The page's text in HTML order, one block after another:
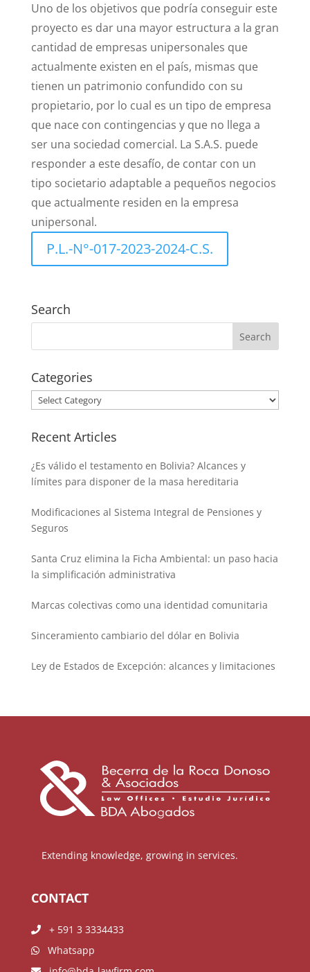
Uno de los objetivos que podría conseguir este
proyecto es dar una mayor estructura a la gran
cantidad de empresas unipersonales que
actualmente existen en el país, mismas que
tienen un patrimonio confundido con su
propietario, por lo cual es un tipo de empresa
que nace con contingencias y que no llega a
ser una sociedad comercial. La S.A.S. puede
responder a este desafío, de contar con un
tipo societario adaptable a pequeños negocios
que actualmente residen en la empresa
unipersonal.
P.L.-N°-017-2023-2024-C.S.
Search
Categories
Categories
Recent Articles
¿Es válido el testamento en Bolivia? Alcances y
límites para disponer de la masa hereditaria
Modificaciones al Sistema Integral de Pensiones y
Seguros
Santa Cruz elimina la Ficha Ambiental: un paso hacia
la simplificación administrativa
Marcas colectivas como una identidad comunitaria
Sinceramiento cambiario del dólar en Bolivia
Ley de Estados de Excepción: alcances y limitaciones
Extending knowledge, growing in services.
CONTACT
+ 591 3 3334433
Whatsapp